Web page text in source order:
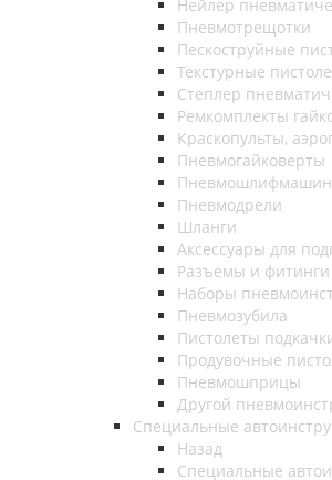
Нейлер
Пневмотрещотки
Пескоструйные
Текстурные
Степлер
Ремкомплекты
Краскопульты,
Пневмогайковерты
Пневмодрели
Шланги
Аксессуары для
Разъемы и фитинги
Наборы
Пневмозубила
Пистолеты
Продувочные
Пневмошприцы
Другой
Специальные
Назад
Специальные